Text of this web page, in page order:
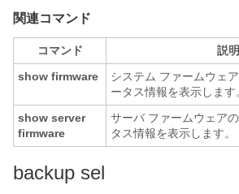
関連コマンド
コマンド
説明
show firmware
システム ファームウェ
ータス情報を表示します
show server
firmware
サーバ ファームウェア
タス情報を表示します。
backup sel